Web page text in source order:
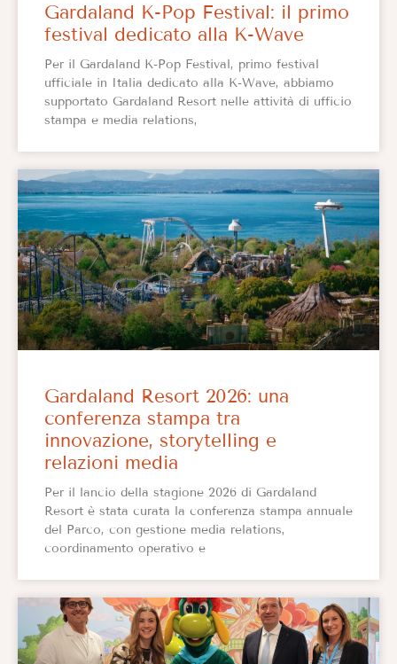
Gardaland K-Pop Festival: il primo
festival dedicato alla K-Wave
Per il Gardaland K-Pop Festival, primo festival
ufficiale in Italia dedicato alla K-Wave, abbiamo
supportato Gardaland Resort nelle attività di ufficio
stampa e media relations,
Gardaland Resort 2026: una
conferenza stampa tra
innovazione, storytelling e
relazioni media
Per il lancio della stagione 2026 di Gardaland
Resort è stata curata la conferenza stampa annuale
del Parco, con gestione media relations,
coordinamento operativo e